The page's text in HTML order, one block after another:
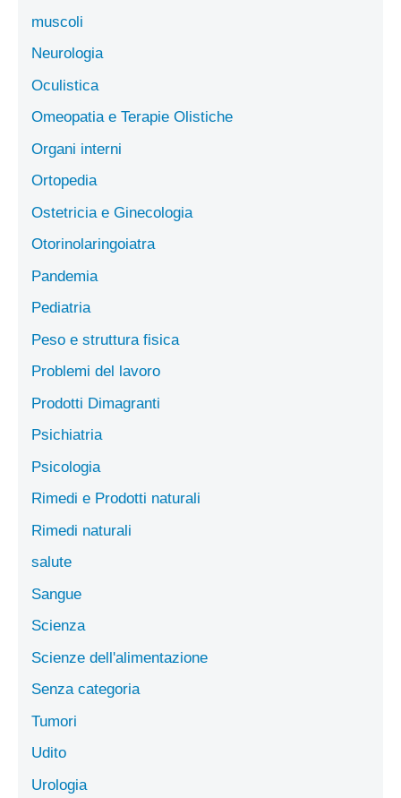
muscoli
Neurologia
Oculistica
Omeopatia e Terapie Olistiche
Organi interni
Ortopedia
Ostetricia e Ginecologia
Otorinolaringoiatra
Pandemia
Pediatria
Peso e struttura fisica
Problemi del lavoro
Prodotti Dimagranti
Psichiatria
Psicologia
Rimedi e Prodotti naturali
Rimedi naturali
salute
Sangue
Scienza
Scienze dell'alimentazione
Senza categoria
Tumori
Udito
Urologia